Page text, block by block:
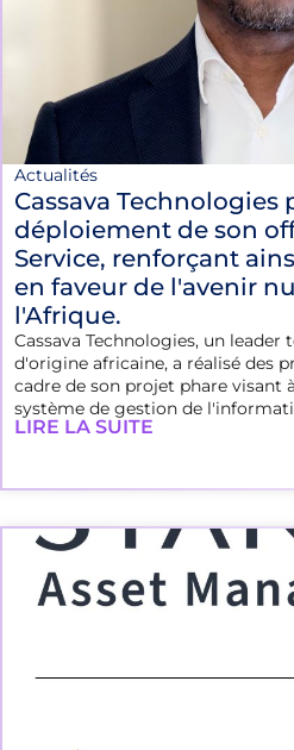
Actualités
Cassava Technologies
déploiement de son
Service, renforçant
en faveur de l'avenir
l'Afrique.
Cassava Technologies, un
d'origine africaine, a réalisé des
cadre de son projet phare visant
système de gestion de
LIRE LA SUITE